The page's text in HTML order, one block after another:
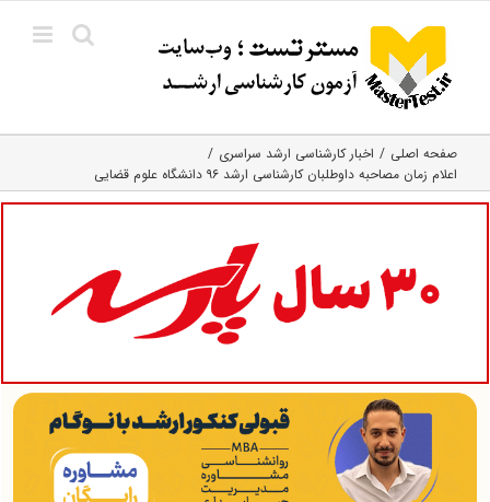
content
صفحه اصلی
اخبار کارشناسی ارشد سراسری
اعلام زمان مصاحبه داوطلبان کارشناسی ارشد ۹۶ دانشگاه علوم قضایی